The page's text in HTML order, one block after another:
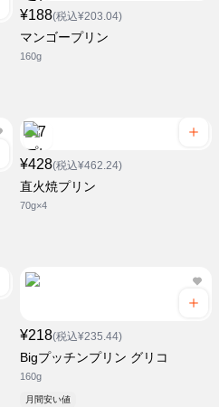
¥188(税込¥203.04)
マンゴープリン
160g
¥428(税込¥462.24)
直火焼プリン
70g×4
¥218(税込¥235.44)
Bigプッチンプリン グリコ
160g
月間安い値